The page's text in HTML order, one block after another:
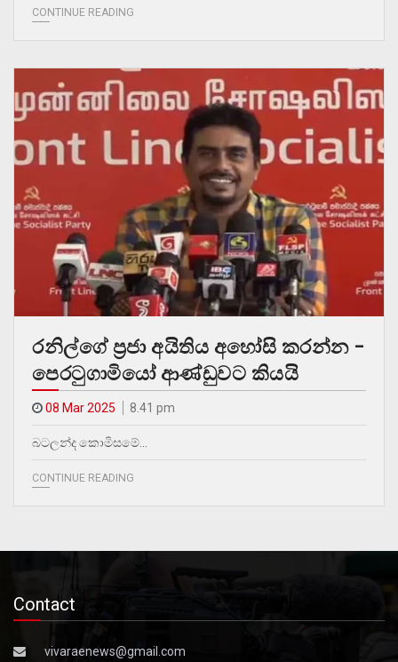
CONTINUE READING
රනිල්ගේ ප්‍රජා අයිතිය අහෝසි කරන්න –
පෙරටුගාමියෝ ආණ්ඩුවට කියයි
08 Mar 2025 8.41 pm
බටලන්ද කොමිසමේ…
CONTINUE READING
Contact
vivaraenews@gmail.com